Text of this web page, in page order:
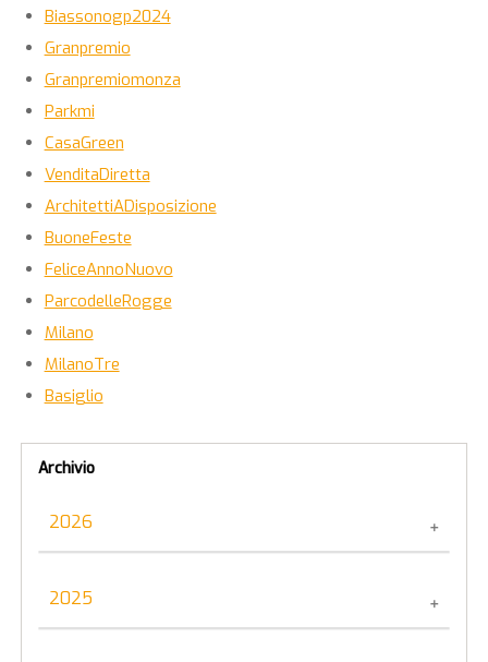
Biassonogp2024
Granpremio
Granpremiomonza
Parkmi
CasaGreen
VenditaDiretta
ArchitettiADisposizione
BuoneFeste
FeliceAnnoNuovo
ParcodelleRogge
Milano
MilanoTre
Basiglio
Archivio
2026
Giugno
2025